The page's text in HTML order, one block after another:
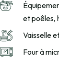
et poêles,
Vaisselle
Four à